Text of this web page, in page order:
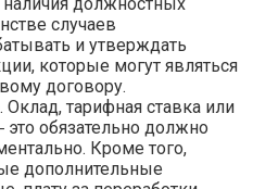
случаев
и утверждать
которые могут являться
договору.
тарифная ставка или
обязательно должно
Кроме того,
дополнительные